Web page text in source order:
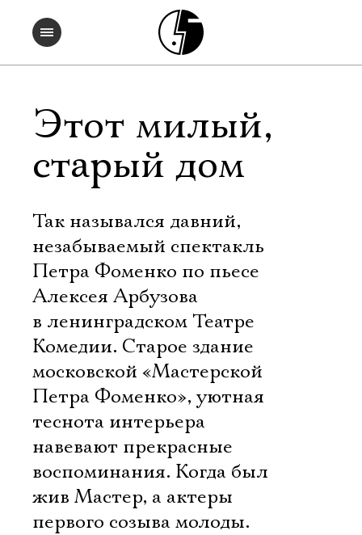
Этот милый,
старый дом
Так назывался давний,
незабываемый спектакль
Петра Фоменко по пьесе
Алексея Арбузова
в ленинградском Театре
Комедии. Старое здание
московской «Мастерской
Петра Фоменко», уютная
теснота интерьера
навевают прекрасные
воспоминания. Когда был
жив Мастер, а актеры
первого созыва молоды.